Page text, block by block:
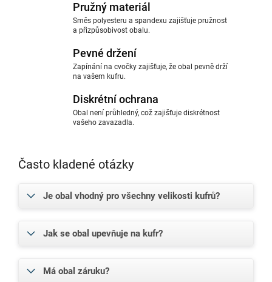
Pružný materiál
Směs polyesteru a spandexu zajišťuje pružnost
a přizpůsobivost obalu.
Pevné držení
Zapínání na cvočky zajišťuje, že obal pevně drží
na vašem kufru.
Diskrétní ochrana
Obal není průhledný, což zajišťuje diskrétnost
vašeho zavazadla.
Často kladené otázky
Je obal vhodný pro všechny velikosti kufrů?
Jak se obal upevňuje na kufr?
Má obal záruku?